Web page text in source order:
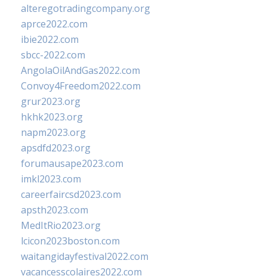
alteregotradingcompany.org
aprce2022.com
ibie2022.com
sbcc-2022.com
AngolaOilAndGas2022.com
Convoy4Freedom2022.com
grur2023.org
hkhk2023.org
napm2023.org
apsdfd2023.org
forumausape2023.com
imkl2023.com
careerfaircsd2023.com
apsth2023.com
MedItRio2023.org
lcicon2023boston.com
waitangidayfestival2022.com
vacancesscolaires2022.com